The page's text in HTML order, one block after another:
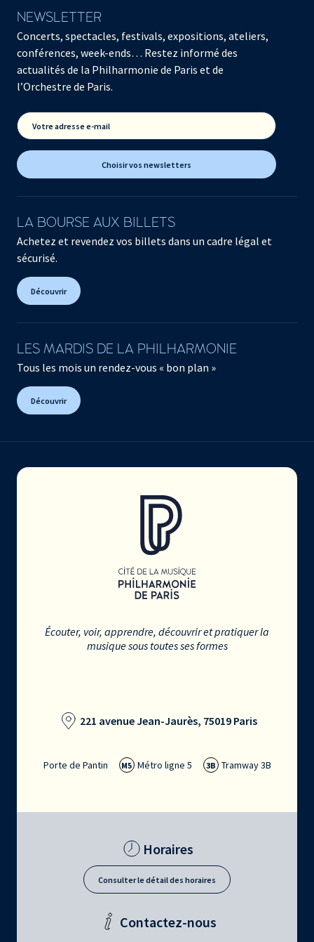
NEWSLETTER
Concerts, spectacles, festivals, expositions, ateliers,
conférences, week-ends… Restez informé des
actualités de la Philharmonie de Paris et de
l’Orchestre de Paris.
Votre adresse e-mail
Choisir vos newsletters
LA BOURSE AUX BILLETS
Achetez et revendez vos billets dans un cadre légal et
sécurisé.
Découvrir
LES MARDIS DE LA PHILHARMONIE
Tous les mois un rendez-vous « bon plan »
Découvrir
Écouter, voir, apprendre, découvrir et pratiquer la
musique sous toutes ses formes
221 avenue Jean-Jaurès, 75019 Paris
Porte de Pantin M5 Métro ligne 5 3B Tramway 3B
Horaires
Consulter le détail des horaires
Contactez-nous